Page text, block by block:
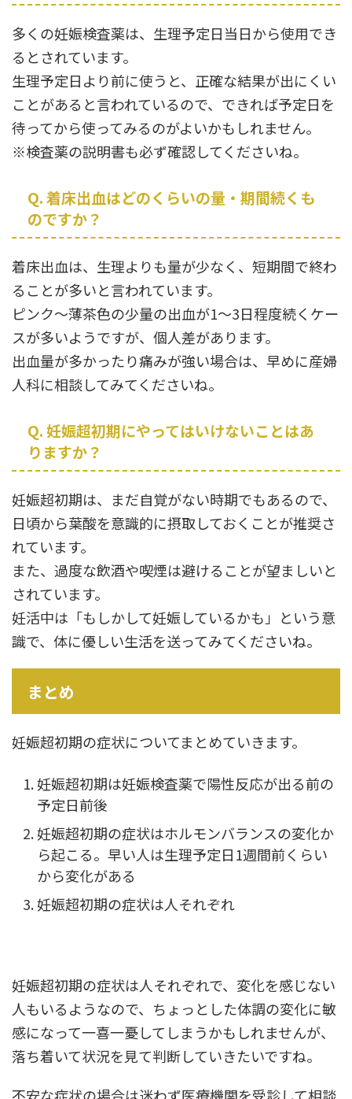
多くの妊娠検査薬は、生理予定日当日から使用でき
るとされています。
生理予定日より前に使うと、正確な結果が出にくい
ことがあると言われているので、できれば予定日を
待ってから使ってみるのがよいかもしれません。
※検査薬の説明書も必ず確認してくださいね。
Q. 着床出血はどのくらいの量・期間続くも
のですか？
着床出血は、生理よりも量が少なく、短期間で終わ
ることが多いと言われています。
ピンク〜薄茶色の少量の出血が1〜3日程度続くケー
スが多いようですが、個人差があります。
出血量が多かったり痛みが強い場合は、早めに産婦
人科に相談してみてくださいね。
Q. 妊娠超初期にやってはいけないことはあ
りますか？
妊娠超初期は、まだ自覚がない時期でもあるので、
日頃から葉酸を意識的に摂取しておくことが推奨さ
れています。
また、過度な飲酒や喫煙は避けることが望ましいと
されています。
妊活中は「もしかして妊娠しているかも」という意
識で、体に優しい生活を送ってみてくださいね。
まとめ
妊娠超初期の症状についてまとめていきます。
妊娠超初期は妊娠検査薬で陽性反応が出る前の
予定日前後
妊娠超初期の症状はホルモンバランスの変化か
ら起こる。早い人は生理予定日1週間前くらい
から変化がある
妊娠超初期の症状は人それぞれ
妊娠超初期の症状は人それぞれで、変化を感じない
人もいるようなので、ちょっとした体調の変化に敏
感になって一喜一憂してしまうかもしれませんが、
落ち着いて状況を見て判断していきたいですね。